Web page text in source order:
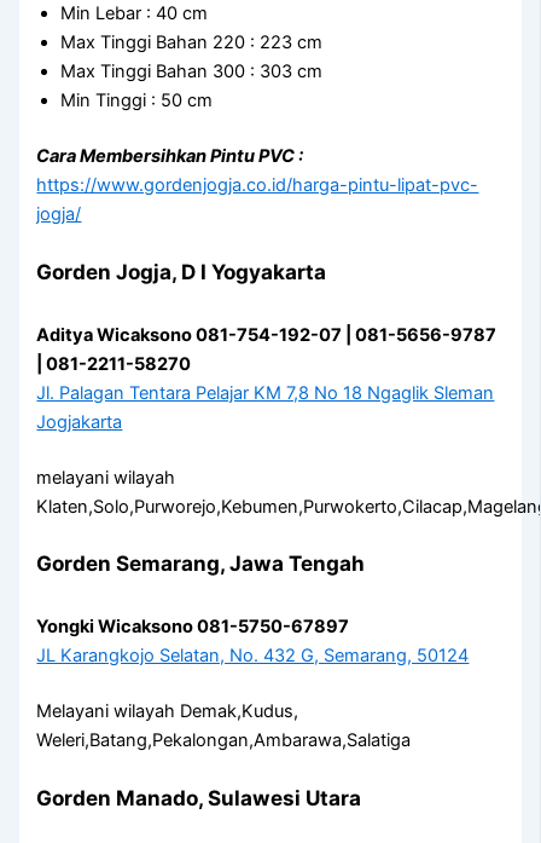
Min Lebar : 40 cm
Max Tinggi Bahan 220 : 223 cm
Max Tinggi Bahan 300 : 303 cm
Min Tinggi : 50 cm
Cara Membersihkan Pintu PVC :
https://www.gordenjogja.co.id/harga-pintu-lipat-pvc-
jogja/
Gorden Jogja, D I Yogyakarta
Aditya Wicaksono 081-754-192-07 | 081-5656-9787
| 081-2211-58270
Jl. Palagan Tentara Pelajar KM 7,8 No 18 Ngaglik Sleman
Jogjakarta
melayani wilayah
Gorden Semarang, Jawa Tengah
Yongki Wicaksono 081-5750-67897
JL Karangkojo Selatan, No. 432 G, Semarang, 50124
Melayani wilayah Demak,Kudus,
Weleri,Batang,Pekalongan,Ambarawa,Salatiga
Gorden Manado, Sulawesi Utara